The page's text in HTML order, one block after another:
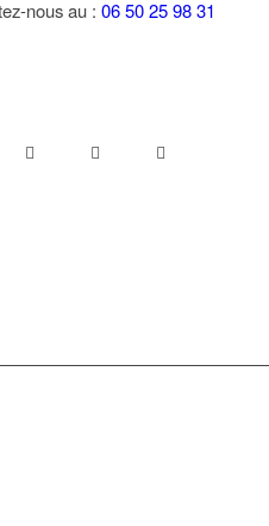
nous au : 06 50 25 98 31